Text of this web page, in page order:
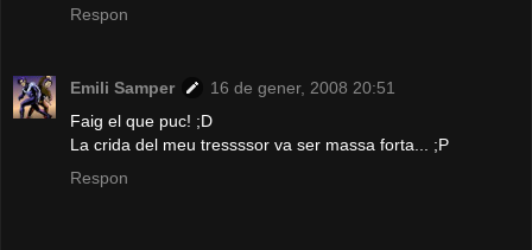
Respon
Emili Samper
16 de gener, 2008 20:51
Faig el que puc! ;D
La crida del meu tressssor va ser massa forta... ;P
Respon